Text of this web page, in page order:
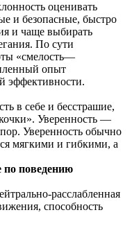
оценивать
и безопасные, быстро
и чаще выбирать
По сути
«смелость—
опыт
эффективности.
в себе и бесстрашие,
Уверенность —
Уверенность обычно
мягкими и гибкими, а
по поведению
расслабленная
способность